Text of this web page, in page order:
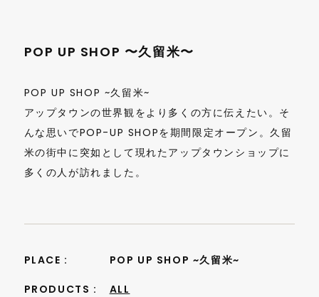
POP UP SHOP 〜久留米〜
POP UP SHOP ~久留米~
アップタウンの世界観をより多くの方に伝えたい。そ
んな思いでPOP-UP SHOPを期間限定オープン。久留
米の街中に突如として現れたアップタウンショップに
多くの人が訪れました。
PLACE : POP UP SHOP ~久留米~
PRODUCTS : ALL